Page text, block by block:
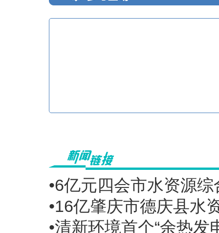
•6亿元四会市水资源
•16亿肇庆市德庆县水
•清新环境首个“余热